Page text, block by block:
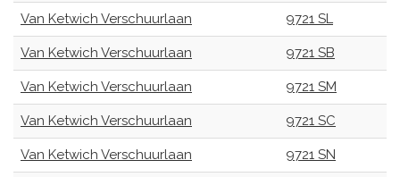
Van Ketwich Verschuurlaan 9721 SL
Van Ketwich Verschuurlaan 9721 SB
Van Ketwich Verschuurlaan 9721 SM
Van Ketwich Verschuurlaan 9721 SC
Van Ketwich Verschuurlaan 9721 SN